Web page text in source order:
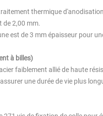
thermique
de 2,00 mm.
est de 3 mm épaisseur pour
à billes)
faiblement allié de haute
une durée de vie plus